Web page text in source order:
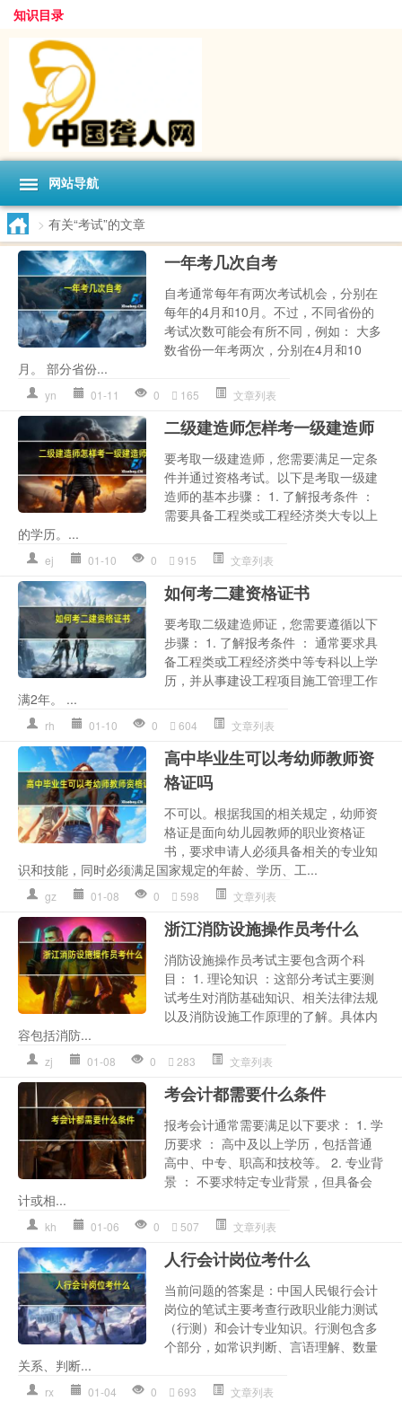
知识目录
网站导航
> 有关“考试”的文章
一年考几次自考
自考通常每年有两次考试机会，分别在
每年的4月和10月。不过，不同省份的
考试次数可能会有所不同，例如： 大多
数省份一年考两次，分别在4月和10
月。 部分省份...
yn 01-11 0 165 文章列表
二级建造师怎样考一级建造师
要考取一级建造师，您需要满足一定条
件并通过资格考试。以下是考取一级建
造师的基本步骤： 1. 了解报考条件 ：
需要具备工程类或工程经济类大专以上
的学历。...
ej 01-10 0 915 文章列表
如何考二建资格证书
要考取二级建造师证，您需要遵循以下
步骤： 1. 了解报考条件 ： 通常要求具
备工程类或工程经济类中等专科以上学
历，并从事建设工程项目施工管理工作
满2年。 ...
rh 01-10 0 604 文章列表
高中毕业生可以考幼师教师资
格证吗
不可以。根据我国的相关规定，幼师资
格证是面向幼儿园教师的职业资格证
书，要求申请人必须具备相关的专业知
识和技能，同时必须满足国家规定的年龄、学历、工...
gz 01-08 0 598 文章列表
浙江消防设施操作员考什么
消防设施操作员考试主要包含两个科
目： 1. 理论知识 ：这部分考试主要测
试考生对消防基础知识、相关法律法规
以及消防设施工作原理的了解。具体内
容包括消防...
zj 01-08 0 283 文章列表
考会计都需要什么条件
报考会计通常需要满足以下要求： 1. 学
历要求 ： 高中及以上学历，包括普通
高中、中专、职高和技校等。 2. 专业背
景 ： 不要求特定专业背景，但具备会
计或相...
kh 01-06 0 507 文章列表
人行会计岗位考什么
当前问题的答案是：中国人民银行会计
岗位的笔试主要考查行政职业能力测试
（行测）和会计专业知识。行测包含多
个部分，如常识判断、言语理解、数量
关系、判断...
rx 01-04 0 693 文章列表